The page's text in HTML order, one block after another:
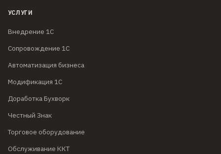
УСЛУГИ
Внедрение 1С
Сопровождение 1С
Автоматизация бизнеса
Модификация 1С
Доработка Бухворк
Честный Знак
Торговое оборудование
Обслуживание ККТ